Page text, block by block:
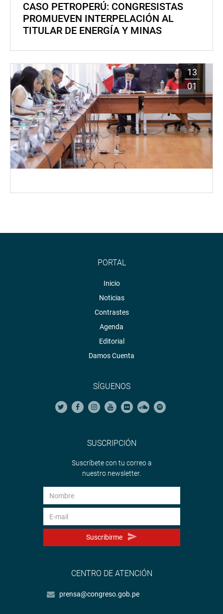
CASO PETROPERÚ: CONGRESISTAS
PROMUEVEN INTERPELACIÓN AL
TITULAR DE ENERGÍA Y MINAS
13
01
PORTAL
Inicio
Noticias
Contrastes
Agenda
Editorial
Damos Cuenta
SÍGUENOS
SUSCRIPCIÓN
Suscríbete con tu correo a
nuestro newsletter.
Suscribirme
CENTRO DE ATENCIÓN
prensa@congreso.gob.pe